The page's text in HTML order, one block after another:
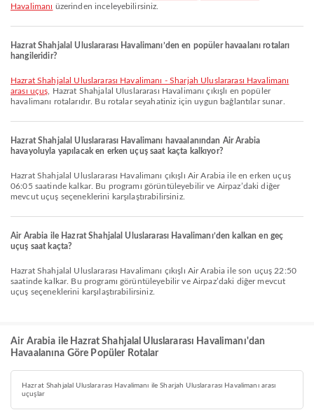
Havalimanı üzerinden inceleyebilirsiniz.
Hazrat Shahjalal Uluslararası Havalimanı’den en popüler havaalanı rotaları
hangileridir?
Hazrat Shahjalal Uluslararası Havalimanı - Sharjah Uluslararası Havalimanı
arası uçuş , Hazrat Shahjalal Uluslararası Havalimanı çıkışlı en popüler
havalimanı rotalarıdır. Bu rotalar seyahatiniz için uygun bağlantılar sunar.
Hazrat Shahjalal Uluslararası Havalimanı havaalanından Air Arabia
havayoluyla yapılacak en erken uçuş saat kaçta kalkıyor?
Hazrat Shahjalal Uluslararası Havalimanı çıkışlı Air Arabia ile en erken uçuş
06:05 saatinde kalkar. Bu programı görüntüleyebilir ve Airpaz’daki diğer
mevcut uçuş seçeneklerini karşılaştırabilirsiniz.
Air Arabia ile Hazrat Shahjalal Uluslararası Havalimanı’den kalkan en geç
uçuş saat kaçta?
Hazrat Shahjalal Uluslararası Havalimanı çıkışlı Air Arabia ile son uçuş 22:50
saatinde kalkar. Bu programı görüntüleyebilir ve Airpaz’daki diğer mevcut
uçuş seçeneklerini karşılaştırabilirsiniz.
Air Arabia ile Hazrat Shahjalal Uluslararası Havalimanı'dan
Havaalanına Göre Popüler Rotalar
Hazrat Shahjalal Uluslararası Havalimanı ile Sharjah Uluslararası Havalimanı arası
uçuşlar